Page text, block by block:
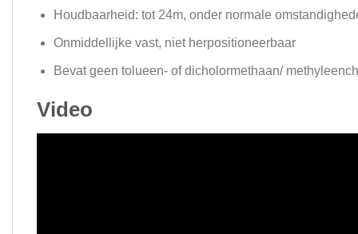
Houdbaarheid: tot 24m, onder normale
Onmiddellijke vast, niet herpositioneerbaar
Bevat geen tolueen- of dicholormethaan/
Video